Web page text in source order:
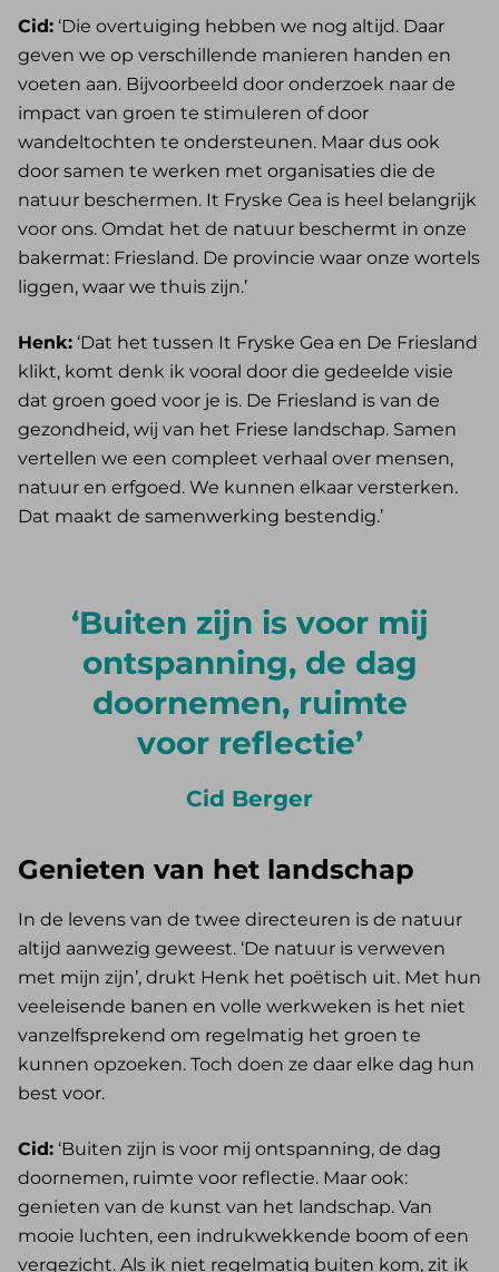
Cid: ‘Die overtuiging hebben we nog altijd. Daar
geven we op verschillende manieren handen en
voeten aan. Bijvoorbeeld door onderzoek naar de
impact van groen te stimuleren of door
wandeltochten te ondersteunen. Maar dus ook
door samen te werken met organisaties die de
natuur beschermen. It Fryske Gea is heel belangrijk
voor ons. Omdat het de natuur beschermt in onze
bakermat: Friesland. De provincie waar onze wortels
liggen, waar we thuis zijn.’
Henk: ‘Dat het tussen It Fryske Gea en De Friesland
klikt, komt denk ik vooral door die gedeelde visie
dat groen goed voor je is. De Friesland is van de
gezondheid, wij van het Friese landschap. Samen
vertellen we een compleet verhaal over mensen,
natuur en erfgoed. We kunnen elkaar versterken.
Dat maakt de samenwerking bestendig.’
Buiten zijn is voor mij
ontspanning, de dag
doornemen, ruimte
voor reflectie
Cid Berger
Genieten van het landschap
In de levens van de twee directeuren is de natuur
altijd aanwezig geweest. ‘De natuur is verweven
met mijn zijn’, drukt Henk het poëtisch uit. Met hun
veeleisende banen en volle werkweken is het niet
vanzelfsprekend om regelmatig het groen te
kunnen opzoeken. Toch doen ze daar elke dag hun
best voor.
Cid: ‘Buiten zijn is voor mij ontspanning, de dag
doornemen, ruimte voor reflectie. Maar ook:
genieten van de kunst van het landschap. Van
mooie luchten, een indrukwekkende boom of een
vergezicht. Als ik niet regelmatig buiten kom, zit ik